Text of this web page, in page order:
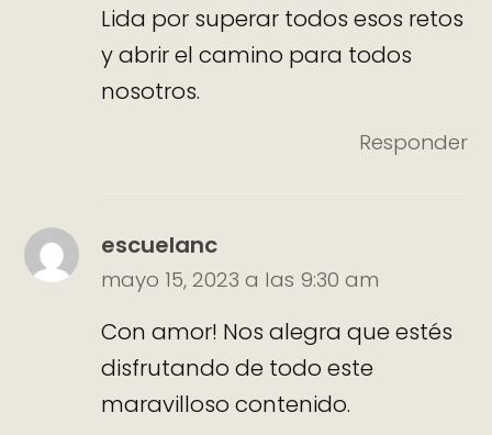
Lida por superar todos esos retos
y abrir el camino para todos
nosotros.
Responder
escuelanc
mayo 15, 2023 a las 9:30 am
Con amor! Nos alegra que estés
disfrutando de todo este
maravilloso contenido.